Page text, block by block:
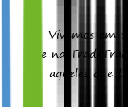
Vivemos em
e na
aqueles que